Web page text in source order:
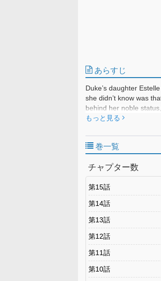
あらすじ
Duke’s daughter
she didn’t know was
behind her noble
small restaurant. Six
Frederick’s
redemption story filled
もっと見る
巻一覧
チャプター数
第15話
第14話
第13話
第12話
第11話
第10話